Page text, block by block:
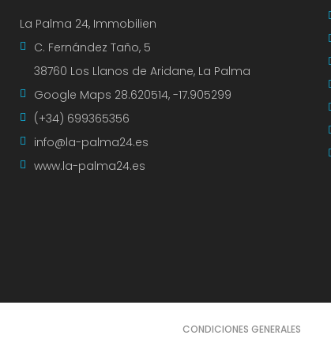
La Palma 24, Immobilien
C. Fernández Taño, 5
38760 Los Llanos de Aridane, La Palma
Google Maps 28.620514, -17.905299
(+34) 699365356
info@la-palma24.es
www.la-palma24.es
CONDICIONES GENERALES